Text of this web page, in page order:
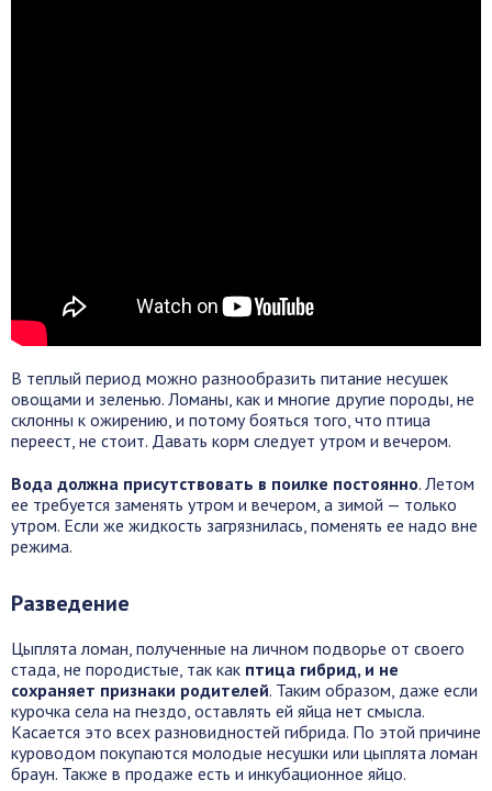
В теплый период можно разнообразить питание несушек
овощами и зеленью. Ломаны, как и многие другие породы, не
склонны к ожирению, и потому бояться того, что птица
переест, не стоит. Давать корм следует утром и вечером.
Вода должна присутствовать в поилке постоянно. Летом
ее требуется заменять утром и вечером, а зимой — только
утром. Если же жидкость загрязнилась, поменять ее надо вне
режима.
Разведение
Цыплята ломан, полученные на личном подворье от своего
стада, не породистые, так как птица гибрид, и не
сохраняет признаки родителей. Таким образом, даже если
курочка села на гнездо, оставлять ей яйца нет смысла.
Касается это всех разновидностей гибрида. По этой причине
куроводом покупаются молодые несушки или цыплята ломан
браун. Также в продаже есть и инкубационное яйцо.